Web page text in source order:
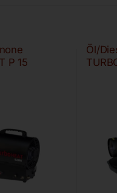
P 15
Öl/